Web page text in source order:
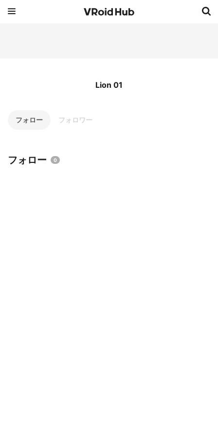
Lion 01
フォロー フォロワー
フォロー 0